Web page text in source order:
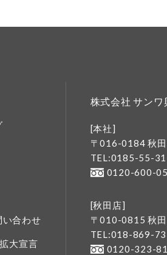
い合わせ
大宣言
株式会社 サンワ
[本社]
〒016-0184 秋
TEL:0185-55-
0120-600-
[秋田店]
〒010-0815 秋
TEL:018-869-
0120-323-